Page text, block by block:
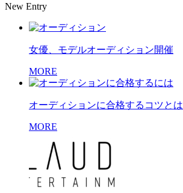
New Entry
女優、モデルオーディション開催
MORE
オーディションに合格するコツとは
MORE